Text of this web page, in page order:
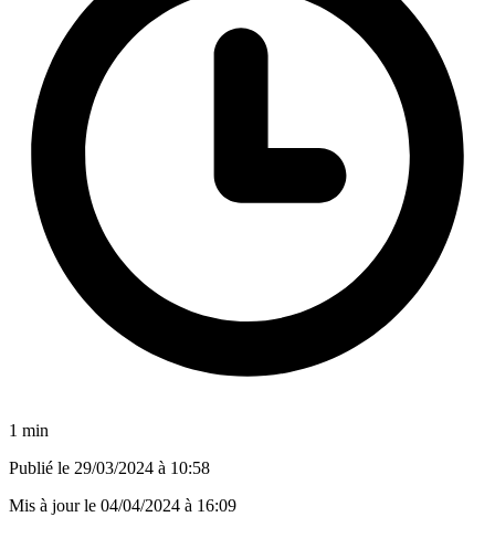
1 min
Publié le 29/03/2024 à 10:58
Mis à jour le 04/04/2024 à 16:09